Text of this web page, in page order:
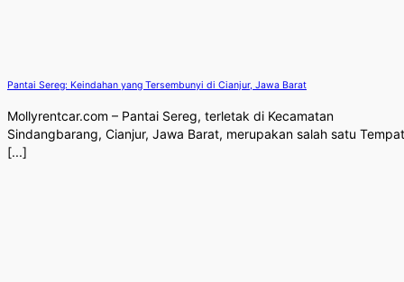
Pantai Sereg: Keindahan yang Tersembunyi di Cianjur, Jawa Barat
Mollyrentcar.com – Pantai Sereg, terletak di Kecamatan
Sindangbarang, Cianjur, Jawa Barat, merupakan salah satu Tempat
[...]